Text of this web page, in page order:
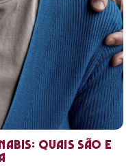
Quais são e